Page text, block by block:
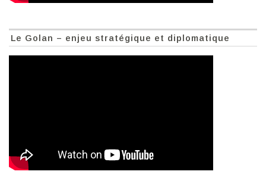
Le Golan – enjeu stratégique et diplomatique